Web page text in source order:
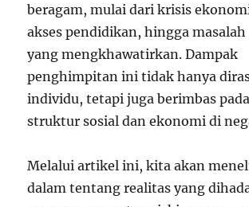
beragam, mulai dari krisis
akses pendidikan, hingga
yang mengkhawatirkan. Dampak
penghimpitan ini tidak hanya
individu, tetapi juga berimbas
struktur sosial dan ekonomi di
Melalui artikel ini, kita akan
dalam tentang realitas yang